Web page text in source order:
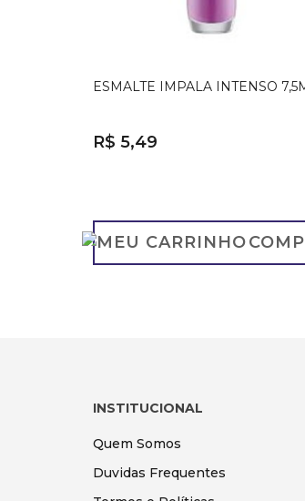
ESMALTE IMPALA INTENSO
R$ 5,49
INSTITUCIONAL
Quem Somos
Duvidas Frequentes